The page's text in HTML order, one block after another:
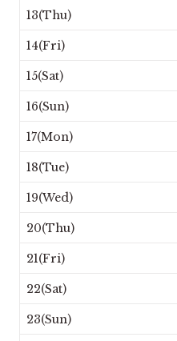
13(Thu)
14(Fri)
15(Sat)
16(Sun)
17(Mon)
18(Tue)
19(Wed)
20(Thu)
21(Fri)
22(Sat)
23(Sun)